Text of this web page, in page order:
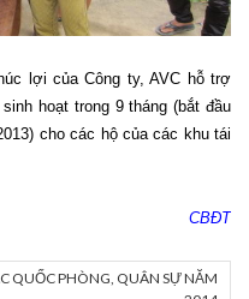
lợi của Công ty, AVC hỗ trợ
hoạt trong 9 tháng (bắt đầu
cho các hộ của các khu tái
CBĐT
QUỐC PHÒNG, QUÂN SỰ NĂM